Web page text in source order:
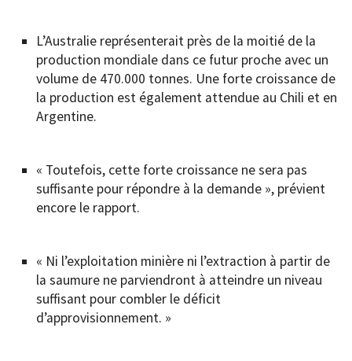
L’Australie représenterait près de la moitié de la
production mondiale dans ce futur proche avec un
volume de 470.000 tonnes. Une forte croissance de
la production est également attendue au Chili et en
Argentine.
« Toutefois, cette forte croissance ne sera pas
suffisante pour répondre à la demande », prévient
encore le rapport.
« Ni l’exploitation minière ni l’extraction à partir de
la saumure ne parviendront à atteindre un niveau
suffisant pour combler le déficit
d’approvisionnement. »